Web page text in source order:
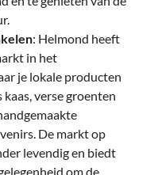
: Helmond heeft
in het
je lokale producten
verse groenten
De markt op
levendig en biedt
om de